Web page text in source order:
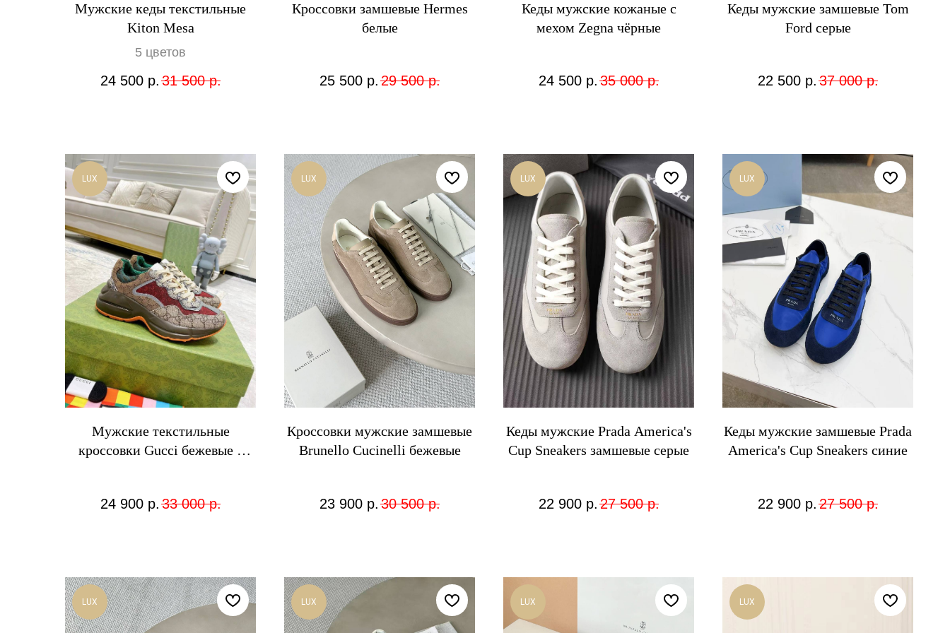
Мужские кеды текстильные
Kiton Mesa
5 цветов
24 500 р. 31 500 р.
Кроссовки замшевые Hermes
белые
25 500 р. 29 500 р.
Кеды мужские кожаные с
мехом Zegna чёрные
24 500 р. 35 000 р.
Кеды мужские замшевые Tom
Ford серые
22 500 р. 37 000 р.
LUX
Мужские текстильные
кроссовки Gucci бежевые с
24 900 р. 33 000 р.
LUX
Кроссовки мужские замшевые
Brunello Cucinelli бежевые
23 900 р. 30 500 р.
LUX
Кеды мужские Prada America's
Cup Sneakers замшевые серые
22 900 р. 27 500 р.
LUX
Кеды мужские замшевые Prada
America's Cup Sneakers синие
22 900 р. 27 500 р.
LUX LUX LUX LUX